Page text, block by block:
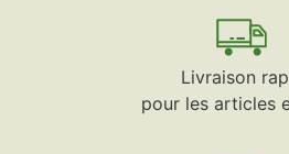
Livraison
pour les articles